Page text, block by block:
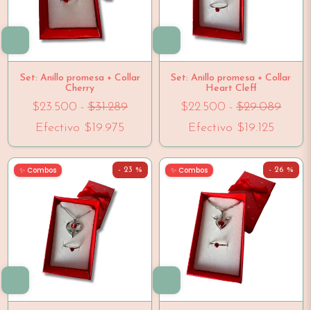
Set: Anillo promesa + Collar
Cherry
$23.500 - $31.289
Efectivo $19.975
Set: Anillo promesa + Collar
Heart Cleff
$22.500 - $29.089
Efectivo $19.125
- 23 %
✨ Combos - 26 %
✨ Combos